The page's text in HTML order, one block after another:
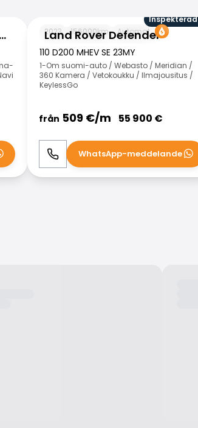
Land Rover Range Rover Sport Land Rover Defender
Inspekterad
2023
156000km Automat
110 D200 MHEV SE 23MY
1-Om suomi-auto / Webasto / Meridian /
360 Kamera / Vetokoukku / Ilmajousitus /
KeylessGo
från 509 €/m 55 900 €
Ring WhatsApp
WhatsApp-meddelande